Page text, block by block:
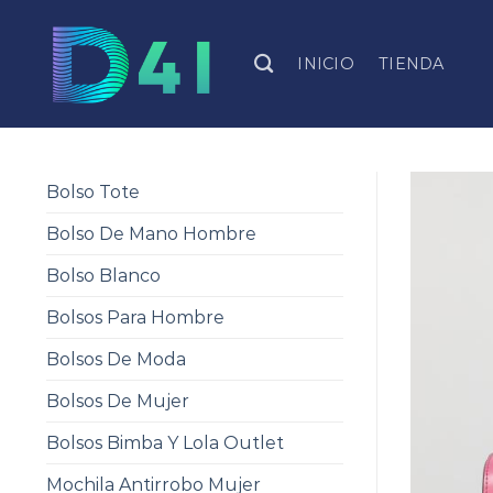
content
INICIO TIENDA
Bolso Tote
Bolso De Mano Hombre
Bolso Blanco
Bolsos Para Hombre
Bolsos De Moda
Bolsos De Mujer
Bolsos Bimba Y Lola Outlet
Mochila Antirrobo Mujer